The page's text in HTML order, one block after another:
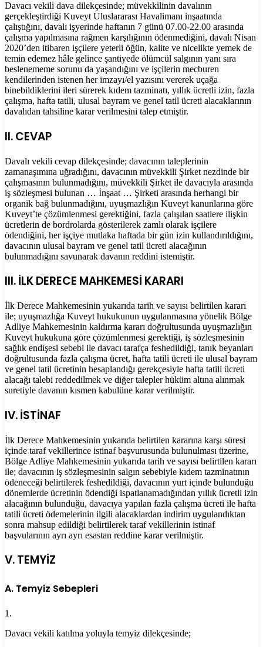
Davacı vekili dava dilekçesinde; müvekkilinin davalının
gerçekleştirdiği Kuveyt Uluslararası Havalimanı inşaatında
çalıştığını, davalı işyerinde haftanın 7 günü 07.00-22.00 arasında
çalışma yapılmasına rağmen karşılığının ödenmediğini, davalı Nisan
2020’den itibaren işçilere yeterli öğün, kalite ve nicelikte yemek de
temin edemez hâle gelince şantiyede ölümcül salgının yanı sıra
beslenememe sorunu da yaşandığını ve işçilerin mecburen
kendilerinden istenen her imzayı/el yazısını vererek uçağa
binebildiklerini ileri sürerek kıdem tazminatı, yıllık ücretli izin, fazla
çalışma, hafta tatili, ulusal bayram ve genel tatil ücreti alacaklarının
davalıdan tahsiline karar verilmesini talep etmiştir.
II. CEVAP
Davalı vekili cevap dilekçesinde; davacının taleplerinin
zamanaşımına uğradığını, davacının müvekkili Şirket nezdinde bir
çalışmasının bulunmadığını, müvekkili Şirket ile davacıyla arasında
iş sözleşmesi bulunan … İnşaat … Şirketi arasında herhangi bir
organik bağ bulunmadığını, uyuşmazlığın Kuveyt kanunlarına göre
Kuveyt’te çözümlenmesi gerektiğini, fazla çalışılan saatlere ilişkin
ücretlerin de bordrolarda gösterilerek zamlı olarak işçilere
ödendiğini, her işçiye mutlaka haftada bir gün izin kullandırıldığını,
davacının ulusal bayram ve genel tatil ücreti alacağının
bulunmadığını savunarak davanın reddini istemiştir.
III. İLK DERECE MAHKEMESİ KARARI
İlk Derece Mahkemesinin yukarıda tarih ve sayısı belirtilen kararı
ile; uyuşmazlığa Kuveyt hukukunun uygulanmasına yönelik Bölge
Adliye Mahkemesinin kaldırma kararı doğrultusunda uyuşmazlığın
Kuveyt hukukuna göre çözümlenmesi gerektiği, iş sözleşmesinin
sağlık endişesi sebebi ile davacı tarafça feshedildiği, tanık beyanları
doğrultusunda fazla çalışma ücret, hafta tatili ücreti ile ulusal bayram
ve genel tatil ücretinin hesaplandığı gerekçesiyle hafta tatili ücreti
alacağı talebi reddedilmek ve diğer talepler hüküm altına alınmak
suretiyle davanın kısmen kabulüne karar verilmiştir.
IV. İSTİNAF
İlk Derece Mahkemesinin yukarıda belirtilen kararına karşı süresi
içinde taraf vekillerince istinaf başvurusunda bulunulması üzerine,
Bölge Adliye Mahkemesinin yukarıda tarih ve sayısı belirtilen kararı
ile; davacının iş sözleşmesinin salgın sebebiyle kıdem tazminatının
ödeneceği belirtilerek feshedildiği, davacının yurt içinde bulunduğu
dönemlerde ücretinin ödendiği ispatlanamadığından yıllık ücretli izin
alacağının bulunduğu, davacıya yapılan fazla çalışma ücreti ile hafta
tatili ücreti ödemelerinin ilgili alacaklardan indirim uygulandıktan
sonra mahsup edildiği belirtilerek taraf vekillerinin istinaf
başvularının ayrı ayrı esastan reddine karar verilmiştir.
V. TEMYİZ
A. Temyiz Sebepleri
1.
Davacı vekili katılma yoluyla temyiz dilekçesinde;